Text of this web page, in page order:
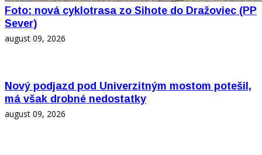
Foto: nová cyklotrasa zo Sihote do Dražoviec (PP
Sever)
august 09, 2026
Nový podjazd pod Univerzitným mostom potešil,
má však drobné nedostatky
august 09, 2026